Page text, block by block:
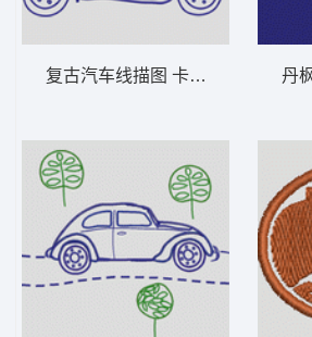
复古汽车线描图 卡通童装章标贴布